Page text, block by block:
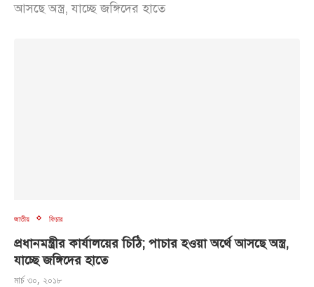
আসছে অস্ত্র, যাচ্ছে জঙ্গিদের হাতে
জাতীয় ফিচার
প্রধানমন্ত্রীর কার্যালয়ের চিঠি; পাচার হওয়া অর্থে আসছে অস্ত্র,
যাচ্ছে জঙ্গিদের হাতে
মার্চ ৩০, ২০১৮